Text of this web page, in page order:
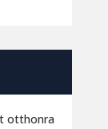
otthonra